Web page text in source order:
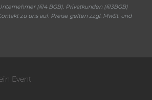
(§14 BGB). Privatkunden (§13BGB)
zu uns auf. Preise gelten zzgl. MwSt. und
Event